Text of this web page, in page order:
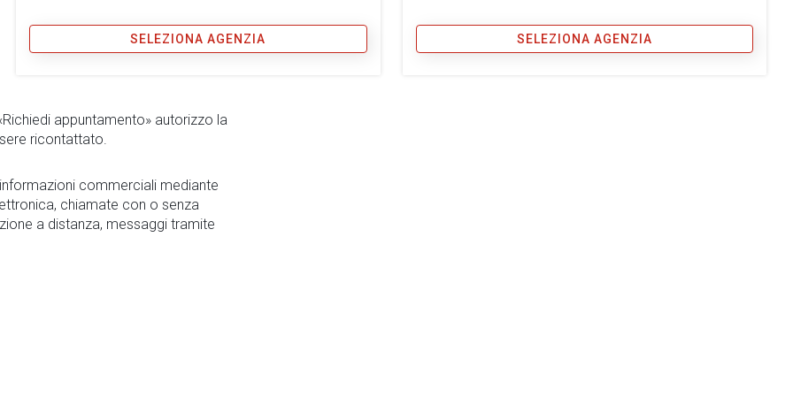
SELEZIONA AGENZIA SELEZIONA AGENZIA
appuntamento» autorizzo la
ricontattato.
commerciali mediante
chiamate con o senza
a distanza, messaggi tramite